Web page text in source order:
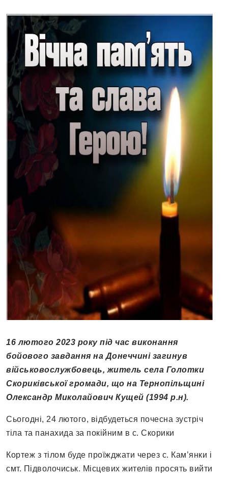
16 лютого 2023 року під час виконання
бойового завдання на Донеччині загинув
військовослужбовець, житель села Голотки
Скориківської громади, що на Тернопільщині
Олександр Миколайович Кущей (1994 р.н).
Сьогодні, 24 лютого, відбудеться почесна зустріч
тіла та панахида за покійним в с. Скорики
Кортеж з тілом буде проїжджати через с. Кам’янки і
смт. Підволочиськ. Місцевих жителів просять вийти